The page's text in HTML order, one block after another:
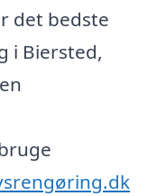
det bedste
i Biersted,